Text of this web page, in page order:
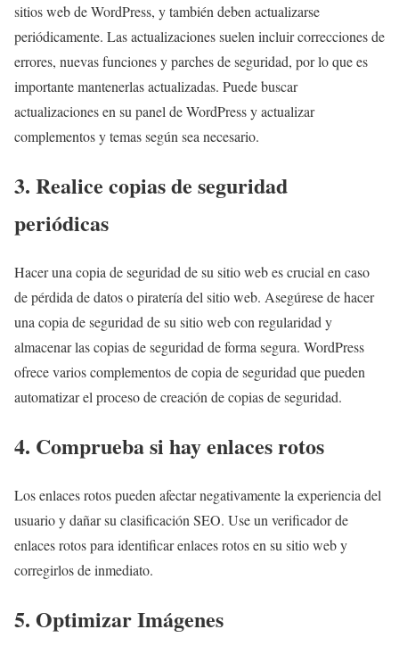
sitios web de WordPress, y también deben actualizarse
periódicamente. Las actualizaciones suelen incluir correcciones de
errores, nuevas funciones y parches de seguridad, por lo que es
importante mantenerlas actualizadas. Puede buscar
actualizaciones en su panel de WordPress y actualizar
complementos y temas según sea necesario.
3. Realice copias de seguridad
periódicas
Hacer una copia de seguridad de su sitio web es crucial en caso
de pérdida de datos o piratería del sitio web. Asegúrese de hacer
una copia de seguridad de su sitio web con regularidad y
almacenar las copias de seguridad de forma segura. WordPress
ofrece varios complementos de copia de seguridad que pueden
automatizar el proceso de creación de copias de seguridad.
4. Comprueba si hay enlaces rotos
Los enlaces rotos pueden afectar negativamente la experiencia del
usuario y dañar su clasificación SEO. Use un verificador de
enlaces rotos para identificar enlaces rotos en su sitio web y
corregirlos de inmediato.
5. Optimizar Imágenes